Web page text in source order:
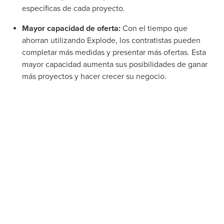
específicas de cada proyecto.
Mayor capacidad de oferta: Con el tiempo que
ahorran utilizando Explode, los contratistas pueden
completar más medidas y presentar más ofertas. Esta
mayor capacidad aumenta sus posibilidades de ganar
más proyectos y hacer crecer su negocio.